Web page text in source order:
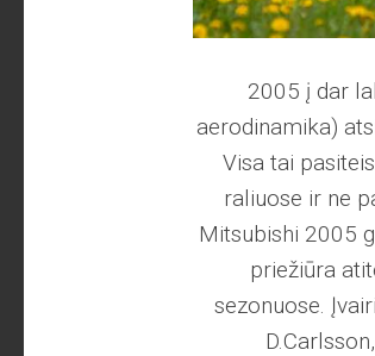
2005 į dar
aerodinamika)
Visa tai
raliuose ir ne
Mitsubishi 2005
priežiūra
sezonuose.